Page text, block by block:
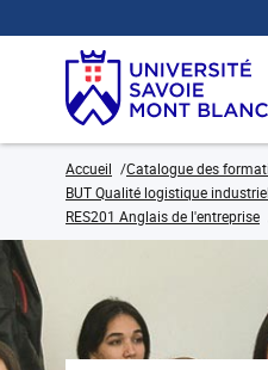
Accueil Catalogue des
BUT Qualité logistique
RES201 Anglais de l'entreprise